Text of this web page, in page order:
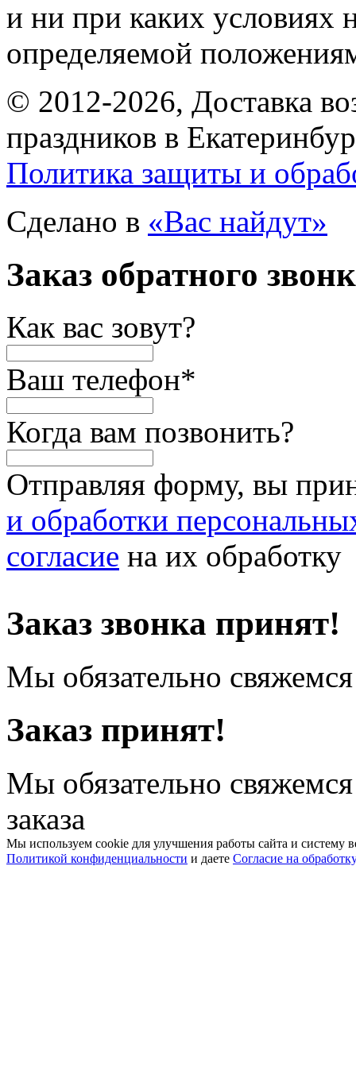
и ни при каких условиях
определяемой
© 2012-2026, Доставка
праздников в
Политика защиты и
Сделано в «Вас найдут»
Заказ обратного
Как вас зовут?
Ваш телефон*
Когда вам позвонить?
Отправляя форму, вы
и обработки
согласие на их обработку
Заказ звонка принят!
Мы обязательно
Заказ принят!
Мы обязательно
заказа
Мы используем cookie для улучшения работы сайта и систему
Политикой конфиденциальности и даете Согласие на